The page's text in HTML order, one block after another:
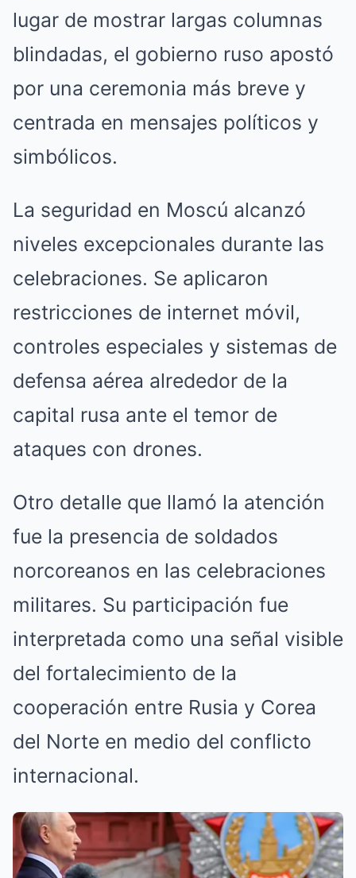
lugar de mostrar largas columnas
blindadas, el gobierno ruso apostó
por una ceremonia más breve y
centrada en mensajes políticos y
simbólicos.
La seguridad en Moscú alcanzó
niveles excepcionales durante las
celebraciones. Se aplicaron
restricciones de internet móvil,
controles especiales y sistemas de
defensa aérea alrededor de la
capital rusa ante el temor de
ataques con drones.
Otro detalle que llamó la atención
fue la presencia de soldados
norcoreanos en las celebraciones
militares. Su participación fue
interpretada como una señal visible
del fortalecimiento de la
cooperación entre Rusia y Corea
del Norte en medio del conflicto
internacional.